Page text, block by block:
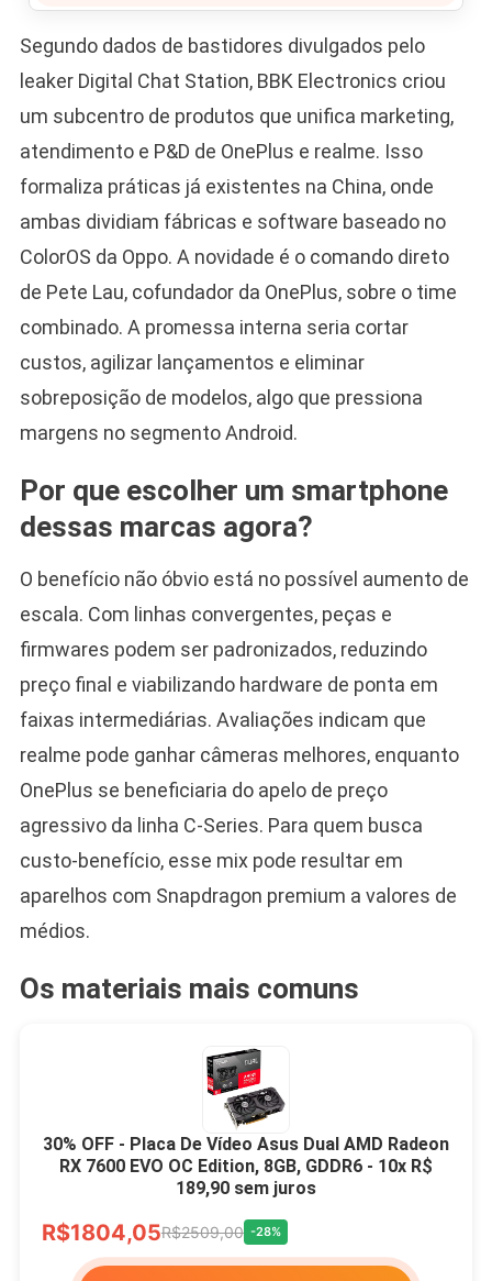
Segundo dados de bastidores divulgados pelo
leaker Digital Chat Station, BBK Electronics criou
um subcentro de produtos que unifica marketing,
atendimento e P&D de OnePlus e realme. Isso
formaliza práticas já existentes na China, onde
ambas dividiam fábricas e software baseado no
ColorOS da Oppo. A novidade é o comando direto
de Pete Lau, cofundador da OnePlus, sobre o time
combinado. A promessa interna seria cortar
custos, agilizar lançamentos e eliminar
sobreposição de modelos, algo que pressiona
margens no segmento Android.
Por que escolher um smartphone
dessas marcas agora?
O benefício não óbvio está no possível aumento de
escala. Com linhas convergentes, peças e
firmwares podem ser padronizados, reduzindo
preço final e viabilizando hardware de ponta em
faixas intermediárias. Avaliações indicam que
realme pode ganhar câmeras melhores, enquanto
OnePlus se beneficiaria do apelo de preço
agressivo da linha C-Series. Para quem busca
custo-benefício, esse mix pode resultar em
aparelhos com Snapdragon premium a valores de
médios.
Os materiais mais comuns
30% OFF - Placa De Vídeo Asus Dual AMD Radeon
RX 7600 EVO OC Edition, 8GB, GDDR6 - 10x R$
189,90 sem juros
R$1804,05R$2509,00 -28%